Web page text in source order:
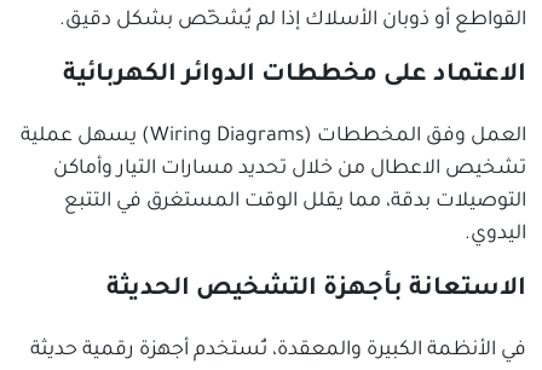
القواطع أو ذوبان الأسلاك إذا لم يُشخّص بشكل دقيق.
الاعتماد على مخططات الدوائر الكهربائية
العمل وفق المخططات (Wiring Diagrams) يسهل عملية
تشخيص الاعطال من خلال تحديد مسارات التيار وأماكن
التوصيلات بدقة، مما يقلل الوقت المستغرق في التتبع
اليدوي.
الاستعانة بأجهزة التشخيص الحديثة
في الأنظمة الكبيرة والمعقدة، تُستخدم أجهزة رقمية حديثة